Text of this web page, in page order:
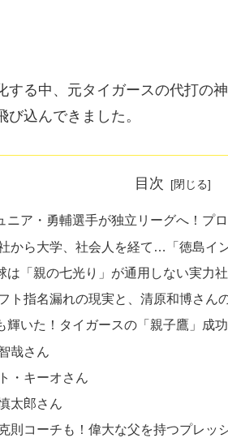
する中、元タイガースの代打の
込んできました。
目次
ニア・勇輔選手が独立リーグへ！プ
から大学、社会人を経て…「徳島イ
は「親の七光り」が通用しない実力
ト指名漏れの現実と、清原和博さん
輝いた！タイガースの「親子鷹」成
哉さん
・キーオさん
太郎さん
則コーチも！偉大な父を持つプレッ